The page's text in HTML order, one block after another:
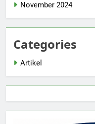
November 2024
Categories
Artikel